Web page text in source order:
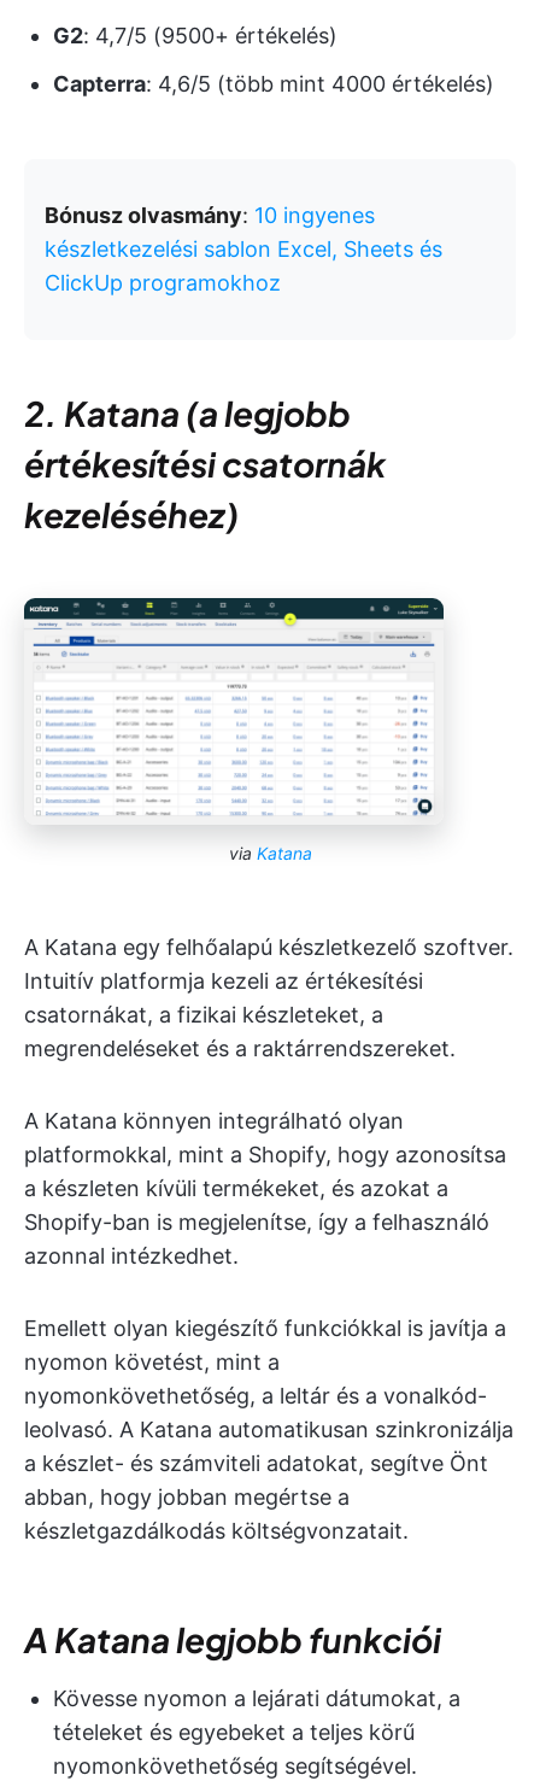
G2: 4,7/5 (9500+ értékelés)
Capterra: 4,6/5 (több mint 4000 értékelés)
Bónusz olvasmány: 10 ingyenes
készletkezelési sablon Excel, Sheets és
ClickUp programokhoz
2. Katana (a legjobb
értékesítési csatornák
kezeléséhez)
via Katana
A Katana egy felhőalapú készletkezelő szoftver.
Intuitív platformja kezeli az értékesítési
csatornákat, a fizikai készleteket, a
megrendeléseket és a raktárrendszereket.
A Katana könnyen integrálható olyan
platformokkal, mint a Shopify, hogy azonosítsa
a készleten kívüli termékeket, és azokat a
Shopify-ban is megjelenítse, így a felhasználó
azonnal intézkedhet.
Emellett olyan kiegészítő funkciókkal is javítja a
nyomon követést, mint a
nyomonkövethetőség, a leltár és a vonalkód-
leolvasó. A Katana automatikusan szinkronizálja
a készlet- és számviteli adatokat, segítve Önt
abban, hogy jobban megértse a
készletgazdálkodás költségvonzatait.
A Katana legjobb funkciói
Kövesse nyomon a lejárati dátumokat, a
tételeket és egyebeket a teljes körű
nyomonkövethetőség segítségével.